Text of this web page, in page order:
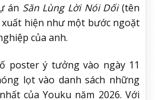
án Săn Lùng Lời Nói Dối(tên
xuất hiện như một bước ngoặt
của anh.
poster ý tưởng vào ngày 11
lọt vào danh sách những
của Youku năm 2026. Với